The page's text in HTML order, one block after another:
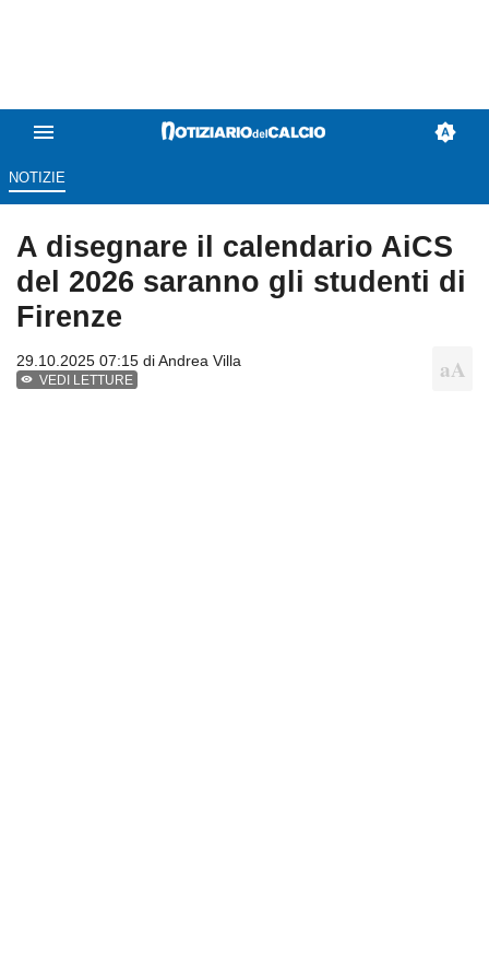
NOTIZIE
A disegnare il calendario AiCS
del 2026 saranno gli studenti di
Firenze
29.10.2025 07:15 diAndrea Villa
VEDI LETTURE